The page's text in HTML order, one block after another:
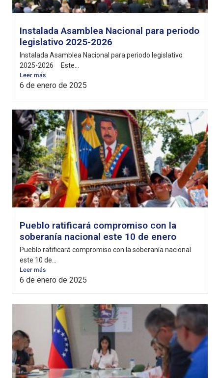
Instalada Asamblea Nacional para periodo
legislativo 2025-2026
Instalada Asamblea Nacional para periodo legislativo
2025-2026 Este...
Leer más
6 de enero de 2025
Pueblo ratificará compromiso con la
soberanía nacional este 10 de enero
Pueblo ratificará compromiso con la soberanía nacional
este 10 de...
Leer más
6 de enero de 2025